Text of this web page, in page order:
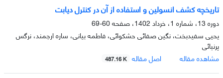
تاریخچه کشف انسولین و استفاده از آن در کنترل دیابت
دوره 13، شماره 1، خرداد 1402، صفحه
60-69
یحیی سفیدبخت، نگین صفائی حشکوائی، فاطمه بیانی، ساره ارجمند، نرگس
پرنیائی
مشاهده مقاله
اصل مقاله 487.16 K